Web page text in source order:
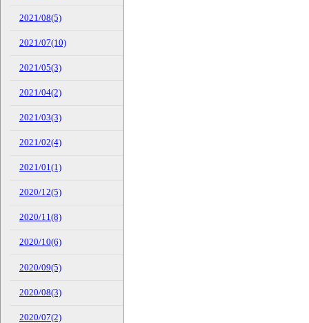
2021/08(5)
2021/07(10)
2021/05(3)
2021/04(2)
2021/03(3)
2021/02(4)
2021/01(1)
2020/12(5)
2020/11(8)
2020/10(6)
2020/09(5)
2020/08(3)
2020/07(2)